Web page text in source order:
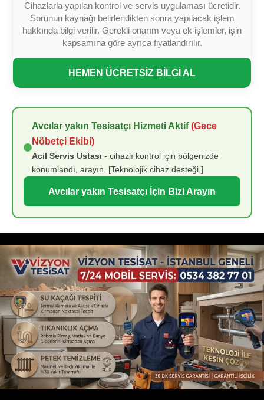
Cihazlarla yapılan kontrol ve servis uygulaması ücretidir.
Sorunun kaynağı belirlendikten sonra yapılacak işlem
hakkında bilgi verilir. Gerekli onarım veya ek işlemler, işin
kapsamına göre ayrıca fiyatlandırılır.
HEMEN ÜCRETSİZ BİLGİ AL
Avcılar yakın Tesisatçı Hizmeti Aktif(Gece
Nöbetçi Ekibi)
Acil Servis Ustası - cihazlı kontrol için bölgenizde
konumlandı, arayın. [Teknolojik cihaz desteği.]
Avcılar yakın Tesisatçı İçin Bizi Arayın